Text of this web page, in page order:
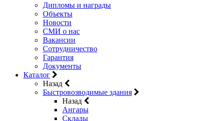
Дипломы и награды
Объекты
Новости
СМИ о нас
Вакансии
Сотрудничество
Гарантия
Документы
Каталог
Назад
Быстровозводимые здания
Назад
Ангары
Склады